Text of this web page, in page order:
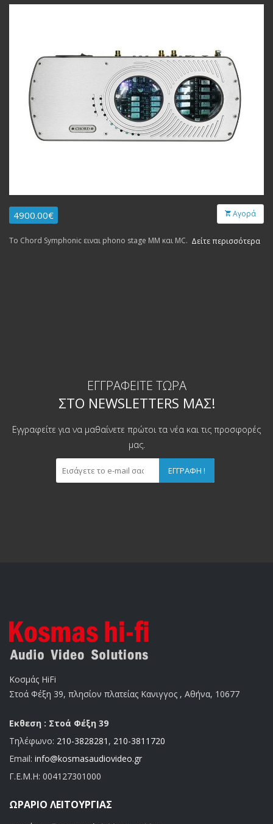
4900.00€ Αγορά
Το Chord Symphonic ειναι phono stage MM και MC. Δείτε περισσότερα
ΕΓΓΡΑΦΕΊΤΕ ΤΏΡΑ
ΣΤΟ NEWSLETTERS ΜΑΣ!
Εγγραφείτε για να μαθαίνετε πρώτοι τα νέα και τις προσφορές
μας.
ΕΓΓΡΑΦΉ !
Κοσμάς HiFi
Στοά Φέξη 39, πλησίον πλατείας Κανιγγος , Αθήνα, 10677
Εκθεση : Στοά Φέξη 39
Τηλέφωνο: 210-3828281 , 210-3811720
Email: info@kosmasaudiovideo.gr
Γ.Ε.Μ.Η: 004127301000
ΩΡΆΡΙΟ ΛΕΙΤΟΥΡΓΊΑΣ